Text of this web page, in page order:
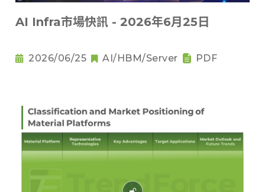
AI Infra市場快訊 - 2026年6月25日
2026/06/25 AI/HBM/Server PDF